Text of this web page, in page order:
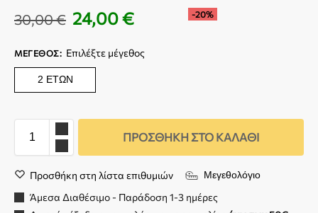
30,00€ 24,00€ -20%
ΜΈΓΕΘΟΣ: Επιλέξτε μέγεθος
2 ΕΤΏΝ
ΠΡΟΣΘΉΚΗ ΣΤΟ ΚΑΛΆΘΙ
Προσθήκη στη λίστα επιθυμιών Μεγεθολόγιο
Άμεσα Διαθέσιμο - Παράδοση 1-3 ημέρες